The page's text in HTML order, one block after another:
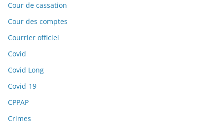
Cour de cassation
Cour des comptes
Courrier officiel
Covid
Covid Long
Covid-19
CPPAP
Crimes